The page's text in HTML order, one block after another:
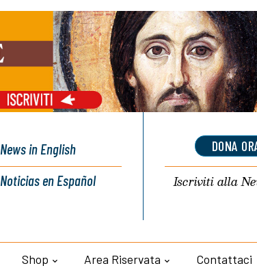
Newsin English
Noticiasen Español
DONA
Iscriviti alla
Shop Area Riservata Contattaci